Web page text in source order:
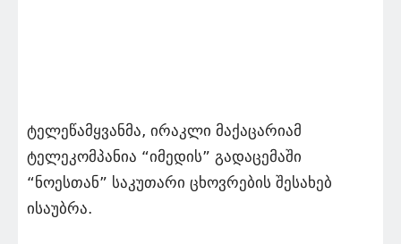
ტელეწამყვანმა, ირაკლი მაქაცარიამ
ტელეკომპანია “იმედის” გადაცემაში
“ნოესთან” საკუთარი ცხოვრების შესახებ
ისაუბრა.